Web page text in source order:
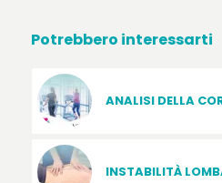
Potrebbero interessarti
ANALISI DELLA
INSTABILITÀ